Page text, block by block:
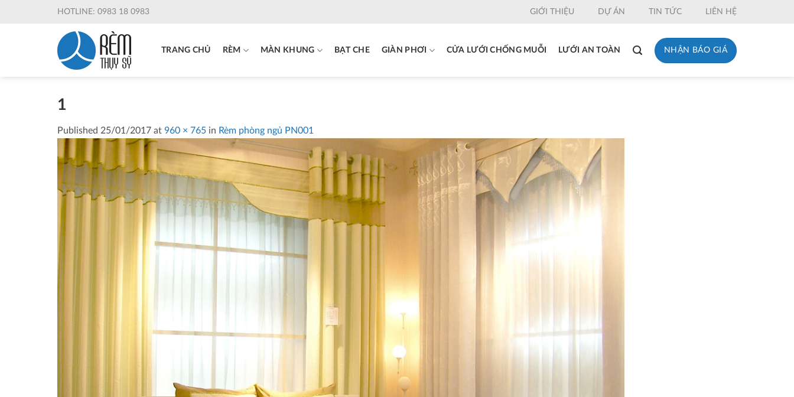
HOTLINE: 0983 18 0983 GIỚI THIỆU DỰ ÁN TIN TỨC LIÊN HỆ
TRANG CHỦ RÈM MÀN KHUNG BẠT CHE GIÀN PHƠI CỬA LƯỚI CHỐNG MUỖI LƯỚI AN TOÀN NHẬN BÁO GIÁ
1
Published 25/01/2017 at 960 × 765 in Rèm phòng ngủ PN001